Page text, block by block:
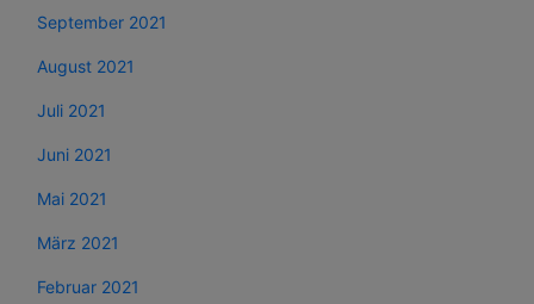
September 2021
August 2021
Juli 2021
Juni 2021
Mai 2021
März 2021
Februar 2021